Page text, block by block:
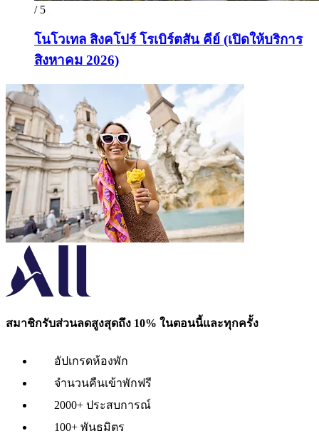
/ 5
โนโวเทล สิงคโปร์ โรเบิร์ตสัน คีย์ (เปิดให้บริการ
สิงหาคม 2026)
สมาชิกรับส่วนลดสูงสุดถึง 10% ในตอนนี้และทุกครั้ง
อัปเกรดห้องพัก
จำนวนคืนเข้าพักฟรี
2000+ ประสบการณ์
100+ พันธมิตร